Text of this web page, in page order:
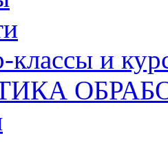
классы и